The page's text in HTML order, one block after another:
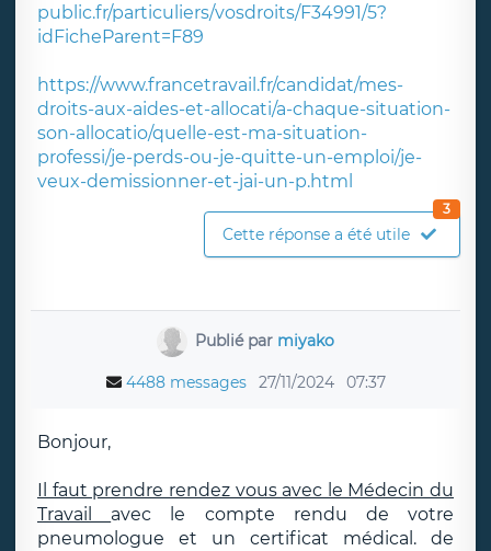
public.fr/particuliers/vosdroits/F34991/5?
idFicheParent=F89
https://www.francetravail.fr/candidat/mes-
droits-aux-aides-et-allocati/a-chaque-situation-
son-allocatio/quelle-est-ma-situation-
professi/je-perds-ou-je-quitte-un-emploi/je-
veux-demissionner-et-jai-un-p.html
Cette réponse a été utile
3
Publié par miyako
4488 messages 27/11/2024 07:37
Bonjour,
Il faut prendre rendez vous avec le Médecin du
Travail avec le compte rendu de votre
pneumologue et un certificat médical. de